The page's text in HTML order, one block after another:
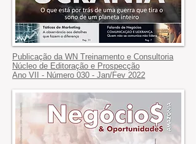
Publicação da WN Treinamento e Consultoria
Núcleo de Editoração e Prospecção
Ano VII - Número 030 - Jan/Fev 2022